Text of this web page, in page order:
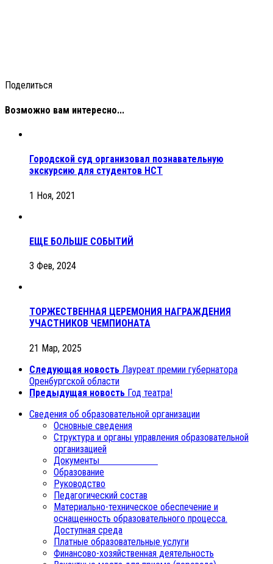
Поделиться
Возможно вам интересно...
Городской суд организовал познавательную
экскурсию для студентов НСТ
1 Ноя, 2021
ЕЩЕ БОЛЬШЕ СОБЫТИЙ
3 Фев, 2024
ТОРЖЕСТВЕННАЯ ЦЕРЕМОНИЯ НАГРАЖДЕНИЯ
УЧАСТНИКОВ ЧЕМПИОНАТА
21 Мар, 2025
Следующая новость Лауреат премии губернатора
Оренбургской области
Предыдущая новость Год театра!
Сведения об образовательной организации
Основные сведения
Структура и органы управления образовательной
организацией
Документы
Образование
Руководство
Педагогический состав
Материально-техническое обеспечение и
оснащенность образовательного процесса.
Доступная среда
Платные образовательные услуги
Финансово-хозяйственная деятельность